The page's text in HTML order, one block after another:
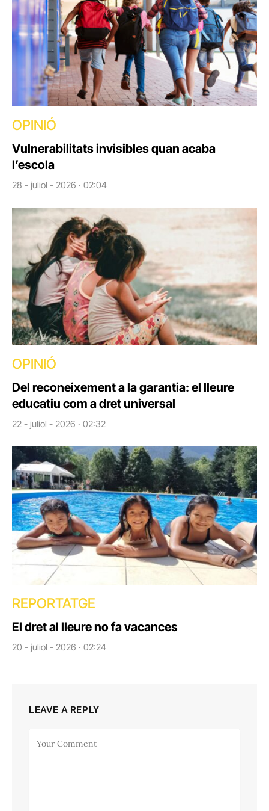
OPINIÓ
Vulnerabilitats invisibles quan acaba
l’escola
28 - juliol - 2026 · 02:04
OPINIÓ
Del reconeixement a la garantia: el lleure
educatiu com a dret universal
22 - juliol - 2026 · 02:32
REPORTATGE
El dret al lleure no fa vacances
20 - juliol - 2026 · 02:24
LEAVE A REPLY